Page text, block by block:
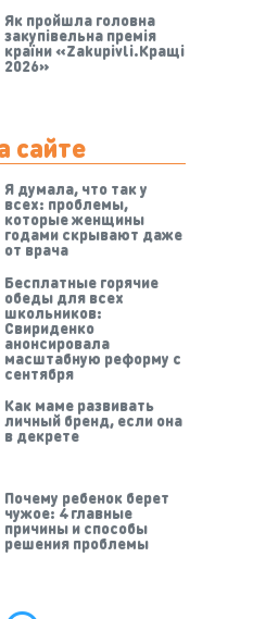
Як пройшла головна
закупівельна премія
країни «Zakupivli.Кращі
2026»
сайте
Я думала, что так у
всех: проблемы,
которые женщины
годами скрывают даже
от врача
Бесплатные горячие
обеды для всех
школьников:
Свириденко
анонсировала
масштабную реформу с
сентября
Как маме развивать
личный бренд, если она
в декрете
Почему ребенок берет
чужое: 4 главные
причины и способы
решения проблемы